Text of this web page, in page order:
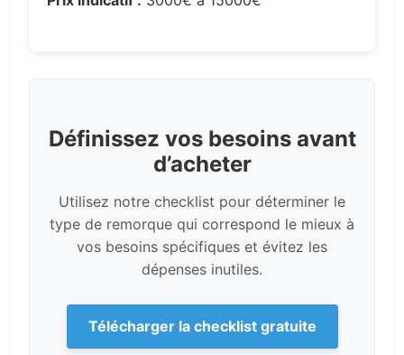
Définissez vos besoins avant
d’acheter
Utilisez notre checklist pour déterminer le
type de remorque qui correspond le mieux à
vos besoins spécifiques et évitez les
dépenses inutiles.
Télécharger la checklist gratuite